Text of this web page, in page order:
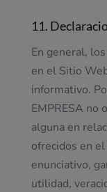
11.
En general,
en el Sitio
informativo.
EMPRESA no
alguna en
ofrecidos en
enunciativo,
utilidad,